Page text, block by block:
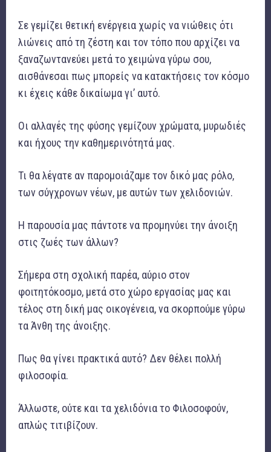
Σε γεμίζει θετική ενέργεια χωρίς να νιώθεις ότι
λιώνεις από τη ζέστη και τον τόπο που αρχίζει να
ξαναζωντανεύει μετά το χειμώνα γύρω σου,
αισθάνεσαι πως μπορείς να κατακτήσεις τον κόσμο
κι έχεις κάθε δικαίωμα γι’ αυτό.
Οι αλλαγές της φύσης γεμίζουν χρώματα, μυρωδιές
και ήχους την καθημερινότητά μας.
Τι θα λέγατε αν παρομοιάζαμε τον δικό μας ρόλο,
των σύγχρονων νέων, με αυτών των χελιδονιών.
Η παρουσία μας πάντοτε να προμηνύει την άνοιξη
στις ζωές των άλλων?
Σήμερα στη σχολική παρέα, αύριο στον
φοιτητόκοσμο, μετά στο χώρο εργασίας μας και
τέλος στη δική μας οικογένεια, να σκορπούμε γύρω
τα Άνθη της άνοιξης.
Πως θα γίνει πρακτικά αυτό? Δεν θέλει πολλή
φιλοσοφία.
Άλλωστε, ούτε και τα χελιδόνια το Φιλοσοφούν,
απλώς τιτιβίζουν.